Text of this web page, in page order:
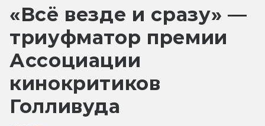
«Всё везде и сразу» —
триуфматор премии
Ассоциации
кинокритиков
Голливуда